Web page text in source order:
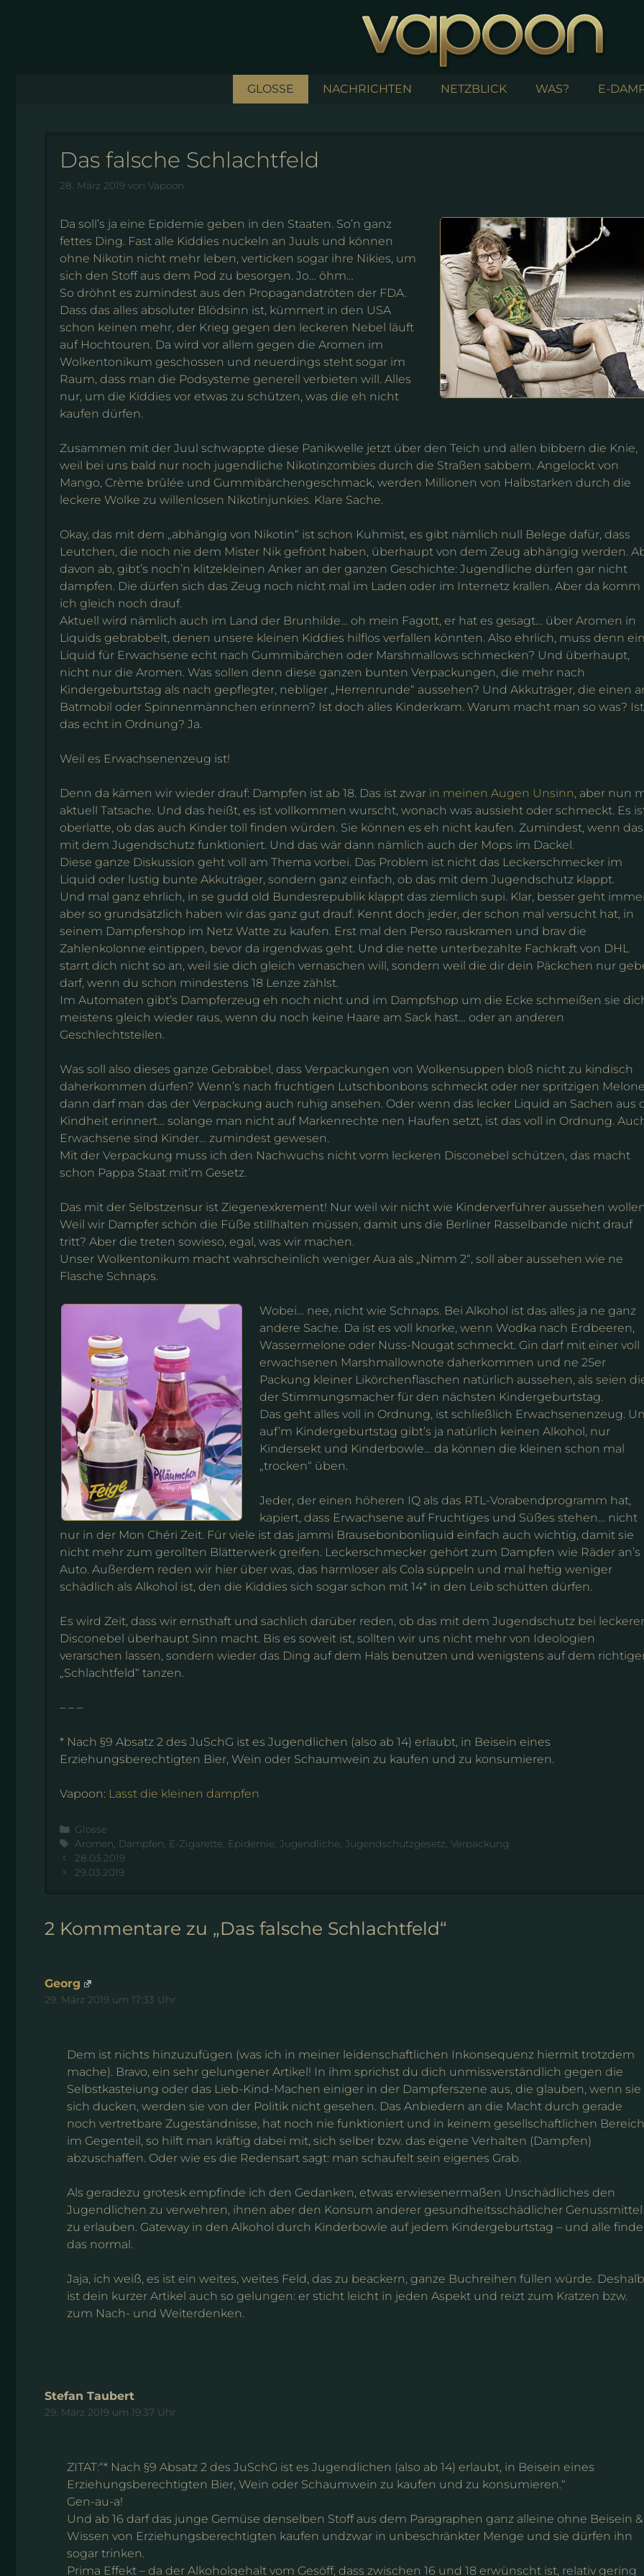
GLOSSE NACHRICHTEN NETZBLICK WAS? E-
Das falsche Schlachtfeld
28. März 2019 von Vapoon
Da soll’s ja eine Epidemie geben in den Staaten. So’n ganz
fettes Ding. Fast alle Kiddies nuckeln an Juuls und können
ohne Nikotin nicht mehr leben, verticken sogar ihre Nikies, um
sich den Stoff aus dem Pod zu besorgen. Jo… öhm…
So dröhnt es zumindest aus den Propagandatröten der FDA.
Dass das alles absoluter Blödsinn ist, kümmert in den USA
schon keinen mehr, der Krieg gegen den leckeren Nebel läuft
auf Hochtouren. Da wird vor allem gegen die Aromen im
Wolkentonikum geschossen und neuerdings steht sogar im
Raum, dass man die Podsysteme generell verbieten will. Alles
nur, um die Kiddies vor etwas zu schützen, was die eh nicht
kaufen dürfen.
Zusammen mit der Juul schwappte diese Panikwelle jetzt über den Teich und allen bibbern die Knie,
weil bei uns bald nur noch jugendliche Nikotinzombies durch die Straßen sabbern. Angelockt von
Mango, Crème brûlée und Gummibärchengeschmack, werden Millionen von Halbstarken durch die
leckere Wolke zu willenlosen Nikotinjunkies. Klare Sache.
Okay, das mit dem „abhängig von Nikotin“ ist schon Kuhmist, es gibt nämlich null Belege dafür, dass
Leutchen, die noch nie dem Mister Nik gefrönt haben, überhaupt von dem Zeug abhängig werden.
davon ab, gibt’s noch’n klitzekleinen Anker an der ganzen Geschichte: Jugendliche dürfen gar nicht
dampfen. Die dürfen sich das Zeug noch nicht mal im Laden oder im Internetz krallen. Aber da komm
ich gleich noch drauf.
Aktuell wird nämlich auch im Land der Brunhilde… oh mein Fagott, er hat es gesagt… über Aromen in
Liquids gebrabbelt, denen unsere kleinen Kiddies hilflos verfallen könnten. Also ehrlich, muss denn
Liquid für Erwachsene echt nach Gummibärchen oder Marshmallows schmecken? Und überhaupt,
nicht nur die Aromen. Was sollen denn diese ganzen bunten Verpackungen, die mehr nach
Kindergeburtstag als nach gepflegter, nebliger „Herrenrunde“ aussehen? Und Akkuträger, die einen
Batmobil oder Spinnenmännchen erinnern? Ist doch alles Kinderkram. Warum macht man so was? Ist
das echt in Ordnung? Ja.
Weil es Erwachsenenzeug ist!
Denn da kämen wir wieder drauf: Dampfen ist ab 18. Das ist zwar in meinen Augen Unsinn, aber nun
aktuell Tatsache. Und das heißt, es ist vollkommen wurscht, wonach was aussieht oder schmeckt. Es
oberlatte, ob das auch Kinder toll finden würden. Sie können es eh nicht kaufen. Zumindest, wenn das
mit dem Jugendschutz funktioniert. Und das wär dann nämlich auch der Mops im Dackel.
Diese ganze Diskussion geht voll am Thema vorbei. Das Problem ist nicht das Leckerschmecker im
Liquid oder lustig bunte Akkuträger, sondern ganz einfach, ob das mit dem Jugendschutz klappt.
Und mal ganz ehrlich, in se gudd old Bundesrepublik klappt das ziemlich supi. Klar, besser geht
aber so grundsätzlich haben wir das ganz gut drauf. Kennt doch jeder, der schon mal versucht hat, in
seinem Dampfershop im Netz Watte zu kaufen. Erst mal den Perso rauskramen und brav die
Zahlenkolonne eintippen, bevor da irgendwas geht. Und die nette unterbezahlte Fachkraft von DHL
starrt dich nicht so an, weil sie dich gleich vernaschen will, sondern weil die dir dein Päckchen nur
darf, wenn du schon mindestens 18 Lenze zählst.
Im Automaten gibt’s Dampferzeug eh noch nicht und im Dampfshop um die Ecke schmeißen sie
meistens gleich wieder raus, wenn du noch keine Haare am Sack hast… oder an anderen
Geschlechtsteilen.
Was soll also dieses ganze Gebrabbel, dass Verpackungen von Wolkensuppen bloß nicht zu kindisch
daherkommen dürfen? Wenn’s nach fruchtigen Lutschbonbons schmeckt oder ner spritzigen
dann darf man das der Verpackung auch ruhig ansehen. Oder wenn das lecker Liquid an Sachen aus
Kindheit erinnert… solange man nicht auf Markenrechte nen Haufen setzt, ist das voll in Ordnung.
Erwachsene sind Kinder… zumindest gewesen.
Mit der Verpackung muss ich den Nachwuchs nicht vorm leckeren Disconebel schützen, das macht
schon Pappa Staat mit’m Gesetz.
Das mit der Selbstzensur ist Ziegenexkrement! Nur weil wir nicht wie Kinderverführer aussehen
Weil wir Dampfer schön die Füße stillhalten müssen, damit uns die Berliner Rasselbande nicht drauf
tritt? Aber die treten sowieso, egal, was wir machen.
Unser Wolkentonikum macht wahrscheinlich weniger Aua als „Nimm 2“, soll aber aussehen wie ne
Flasche Schnaps.
Wobei… nee, nicht wie Schnaps. Bei Alkohol ist das alles ja ne ganz
andere Sache. Da ist es voll knorke, wenn Wodka nach Erdbeeren,
Wassermelone oder Nuss-Nougat schmeckt. Gin darf mit einer voll
erwachsenen Marshmallownote daherkommen und ne 25er
Packung kleiner Likörchenflaschen natürlich aussehen, als seien
der Stimmungsmacher für den nächsten Kindergeburtstag.
Das geht alles voll in Ordnung, ist schließlich Erwachsenenzeug.
auf’m Kindergeburtstag gibt’s ja natürlich keinen Alkohol, nur
Kindersekt und Kinderbowle… da können die kleinen schon mal
„trocken“ üben.
Jeder, der einen höheren IQ als das RTL-Vorabendprogramm hat,
kapiert, dass Erwachsene auf Fruchtiges und Süßes stehen… nicht
nur in der Mon Chéri Zeit. Für viele ist das jammi Brausebonbonliquid einfach auch wichtig, damit sie
nicht mehr zum gerollten Blätterwerk greifen. Leckerschmecker gehört zum Dampfen wie Räder an’s
Auto. Außerdem reden wir hier über was, das harmloser als Cola süppeln und mal heftig weniger
schädlich als Alkohol ist, den die Kiddies sich sogar schon mit 14* in den Leib schütten dürfen.
Es wird Zeit, dass wir ernsthaft und sachlich darüber reden, ob das mit dem Jugendschutz bei
Disconebel überhaupt Sinn macht. Bis es soweit ist, sollten wir uns nicht mehr von Ideologien
verarschen lassen, sondern wieder das Ding auf dem Hals benutzen und wenigstens auf dem
„Schlachtfeld“ tanzen.
– – –
* Nach §9 Absatz 2 des JuSchG ist es Jugendlichen (also ab 14) erlaubt, in Beisein eines
Erziehungsberechtigten Bier, Wein oder Schaumwein zu kaufen und zu konsumieren.
Vapoon: Lasst die kleinen dampfen
Kategorien
Glosse
Schlagwörter
Aromen Dampfen E-Zigarette Epidemie ,Jugendliche ,Jugendschutzgesetz ,Verpackung
28.03.2019
29.03.2019
2 Kommentare zu „Das falsche Schlachtfeld“
Georg
29. März 2019 um 17:33 Uhr
Dem ist nichts hinzuzufügen (was ich in meiner leidenschaftlichen Inkonsequenz hiermit trotzdem
mache). Bravo, ein sehr gelungener Artikel! In ihm sprichst du dich unmissverständlich gegen die
Selbstkasteiung oder das Lieb-Kind-Machen einiger in der Dampferszene aus, die glauben, wenn sie
sich ducken, werden sie von der Politik nicht gesehen. Das Anbiedern an die Macht durch gerade
noch vertretbare Zugeständnisse, hat noch nie funktioniert und in keinem gesellschaftlichen
im Gegenteil, so hilft man kräftig dabei mit, sich selber bzw. das eigene Verhalten (Dampfen)
abzuschaffen. Oder wie es die Redensart sagt: man schaufelt sein eigenes Grab.
Als geradezu grotesk empfinde ich den Gedanken, etwas erwiesenermaßen Unschädliches den
Jugendlichen zu verwehren, ihnen aber den Konsum anderer gesundheitsschädlicher Genussmittel
zu erlauben. Gateway in den Alkohol durch Kinderbowle auf jedem Kindergeburtstag – und alle
das normal.
Jaja, ich weiß, es ist ein weites, weites Feld, das zu beackern, ganze Buchreihen füllen würde. Deshalb
ist dein kurzer Artikel auch so gelungen: er sticht leicht in jeden Aspekt und reizt zum Kratzen bzw.
zum Nach- und Weiterdenken.
Stefan Taubert
29. März 2019 um 19:37 Uhr
ZITAT:“* Nach §9 Absatz 2 des JuSchG ist es Jugendlichen (also ab 14) erlaubt, in Beisein eines
Erziehungsberechtigten Bier, Wein oder Schaumwein zu kaufen und zu konsumieren.“
Gen-au-a!
Und ab 16 darf das junge Gemüse denselben Stoff aus dem Paragraphen ganz alleine ohne Beisein &
Wissen von Erziehungsberechtigten kaufen undzwar in unbeschränkter Menge und sie dürfen ihn
sogar trinken.
Prima Effekt – da der Alkoholgehalt vom Gesöff, dass zwischen 16 und 18 erwünscht ist, relativ gering